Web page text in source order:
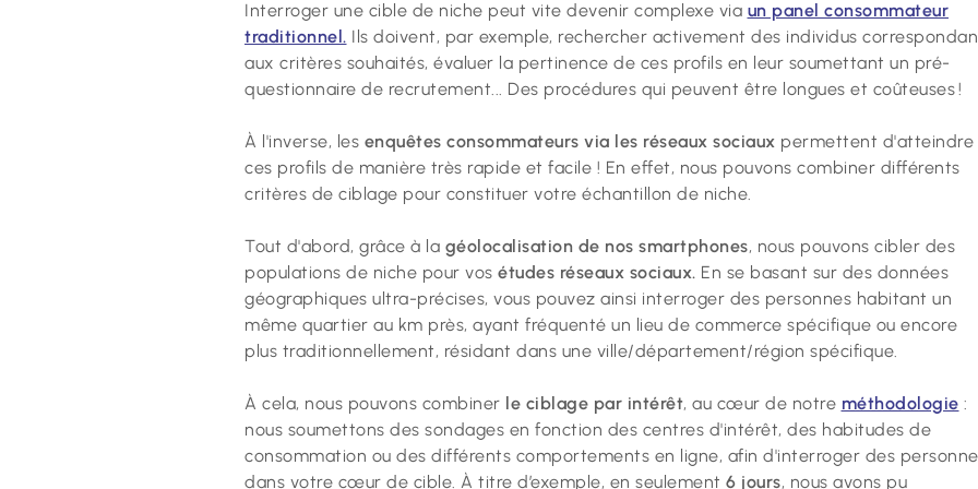
Interroger une cible de niche peut vite devenir complexe via un panel consommateur
traditionnel. Ils doivent, par exemple, rechercher activement des individus
aux critères souhaités, évaluer la pertinence de ces profils en leur soumettant un pré-
questionnaire de recrutement... Des procédures qui peuvent être longues et coûteuses !
À l'inverse, les enquêtes consommateurs via les réseaux sociaux permettent d'atteindre
ces profils de manière très rapide et facile ! En effet, nous pouvons combiner différents
critères de ciblage pour constituer votre échantillon de niche.
Tout d'abord, grâce à la géolocalisation de nos smartphones, nous pouvons cibler des
populations de niche pour vos études réseaux sociaux. En se basant sur des données
géographiques ultra-précises, vous pouvez ainsi interroger des personnes habitant un
même quartier au km près, ayant fréquenté un lieu de commerce spécifique ou encore
plus traditionnellement, résidant dans une ville/département/région spécifique.
À cela, nous pouvons combiner le ciblage par intérêt, au cœur de notre méthodologie :
nous soumettons des sondages en fonction des centres d'intérêt, des habitudes de
consommation ou des différents comportements en ligne, afin d'interroger des
dans votre cœur de cible. À titre d’exemple, en seulement 6 jours, nous avons pu